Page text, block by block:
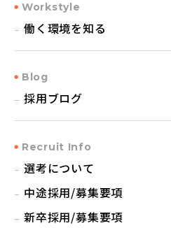
Workstyle
働く環境を知る
Blog
採用ブログ
Recruit Info
選考について
中途採用/募集要項
新卒採用/募集要項